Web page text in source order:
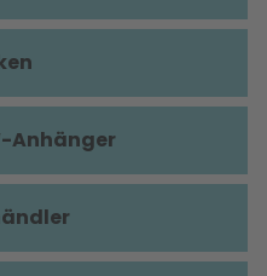
Anhänger